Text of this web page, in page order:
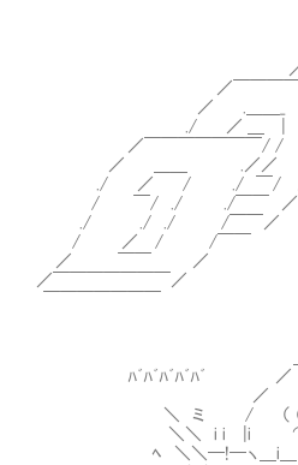
/
./￣￣￣
／￣￣￣￣
／ ／￣_￣
／￣￣￣￣￣
／ .＿＿_ ／
./ ／ ＿ | /
／￣￣￣￣￣￣￣/ / /
／ ＿＿ .／／ /￣ .／
./ ／ / ./ ￣/ /￣￣／
/ ￣/ ./ ./￣￣ ／￣
./ ./ ./ /￣￣／
/ ／ / /￣￣
／ ￣￣ ／
／￣￣￣￣￣￣￣／
＿_＿i＿ │
ﾊﾞﾊﾞﾊﾞﾊﾞﾊ
／ ⌒三三⌒
＼ ミ / （ ○ ）三（
＼＼ i i |i ⌒（___人
ﾍ ＼＼─!─ヽ＿i＿ |ｒ